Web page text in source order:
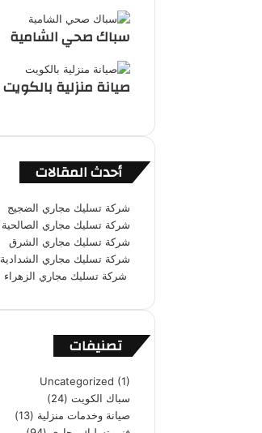
سباك صحي الشامية
صيانة منزلية بالكويت
أحدث المقالات
شركة تسليك مجاري الضجيج
شركة تسليك مجاري الصالحية
شركة تسليك مجاري الشرق
شركة تسليك مجاري الشدادية
شركة تسليك مجاري الزهراء
تصنيفات
Uncategorized (1)
سباك الكويت (24)
صيانة وخدمات منزلية (13)